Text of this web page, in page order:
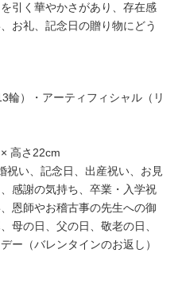
引く華やかさがあり、存在感
お礼、記念日の贈り物にどう
輪）・アーティフィシャル（リ
高さ22cm
祝い、記念日、出産祝い、お見
感謝の気持ち、卒業・入学祝
恩師やお稽古事の先生への御
母の日、父の日、敬老の日、
ー（バレンタインのお返し）